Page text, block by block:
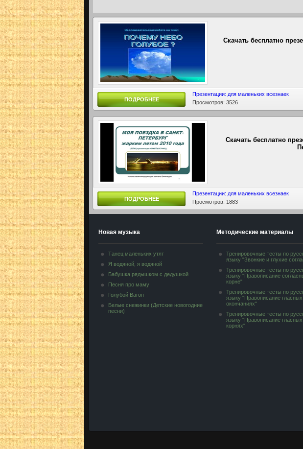
Скачать бесплатно
ПОДРОБНЕЕ
Презентации: для маленьких всезнаек
Просмотров: 3526
Скачать бесплатно
ПОДРОБНЕЕ
Презентации: для маленьких всезнаек
Просмотров: 1883
Новая музыка
Танец маленьких утят
Я водяной, я водяной
Бабушка рядышком с дедушкой
Песня про маму
Голубой Вагон
Белые снежинки (Детские новогодние
песни)
Методические материалы
Тренировочные тесты по
языку "Звонкие и глухие
Тренировочные тесты по
языку "Правописание
корне"
Тренировочные тесты по
языку "Правописание
окончаниях"
Тренировочные тесты по
языку "Правописание
корнях"